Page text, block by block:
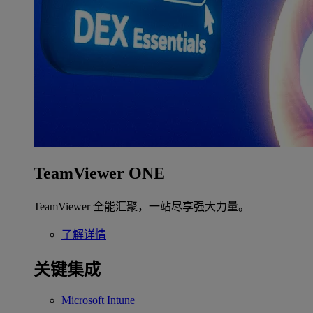
TeamViewer ONE
TeamViewer 全能汇聚，一站尽享强大力量。
了解详情
关键集成
Microsoft Intune